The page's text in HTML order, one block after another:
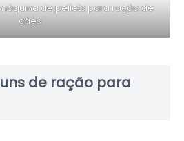
de pellets para ração de
cães
de ração para